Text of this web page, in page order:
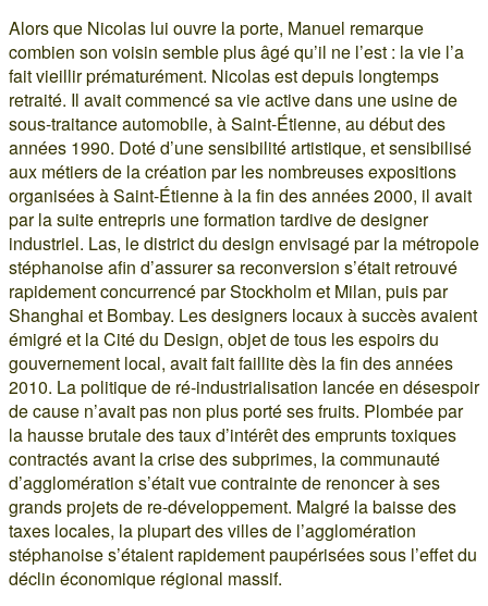
Alors que Nicolas lui ouvre la porte, Manuel remarque
combien son voisin semble plus âgé qu’il ne l’est : la vie l’a
fait vieillir prématurément. Nicolas est depuis longtemps
retraité. Il avait commencé sa vie active dans une usine de
sous-traitance automobile, à Saint-Étienne, au début des
années 1990. Doté d’une sensibilité artistique, et sensibilisé
aux métiers de la création par les nombreuses expositions
organisées à Saint-Étienne à la fin des années 2000, il avait
par la suite entrepris une formation tardive de designer
industriel. Las, le district du design envisagé par la métropole
stéphanoise afin d’assurer sa reconversion s’était retrouvé
rapidement concurrencé par Stockholm et Milan, puis par
Shanghai et Bombay. Les designers locaux à succès avaient
émigré et la Cité du Design, objet de tous les espoirs du
gouvernement local, avait fait faillite dès la fin des années
2010. La politique de ré-industrialisation lancée en désespoir
de cause n’avait pas non plus porté ses fruits. Plombée par
la hausse brutale des taux d’intérêt des emprunts toxiques
contractés avant la crise des subprimes, la communauté
d’agglomération s’était vue contrainte de renoncer à ses
grands projets de re-développement. Malgré la baisse des
taxes locales, la plupart des villes de l’agglomération
stéphanoise s’étaient rapidement paupérisées sous l’effet du
déclin économique régional massif.